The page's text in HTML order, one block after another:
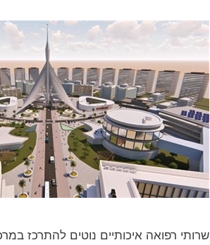
שרותי רפואה איכותיים נוטים להתרכז